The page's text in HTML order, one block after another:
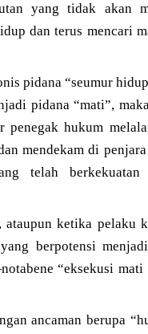
yang tidak akan
dan terus mencari
pidana “seumur
pidana “mati”,
penegak hukum
mendekam di
telah
ketika pelaku
berpotensi
“eksekusi
ancaman berupa